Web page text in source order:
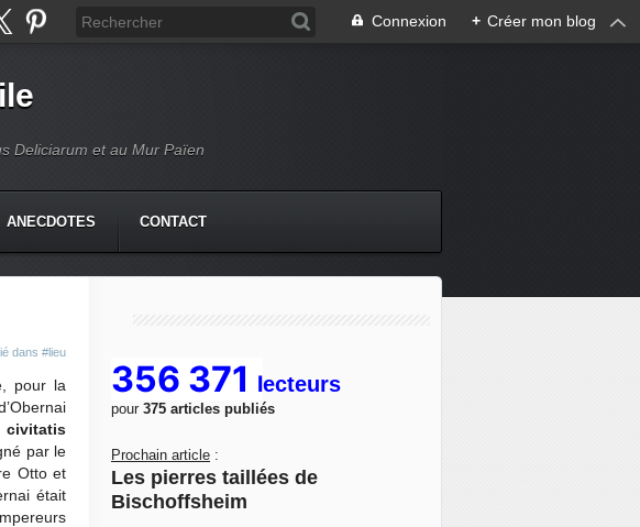
Connexion + Créer mon blog
Deliciarum et au Mur Païen
ANECDOTES CONTACT
dans #lieu
pour la
par le
Otto et
était
356 371 lecteurs
pour 375 articles publiés
Prochain article :
Les pierres taillées de
Bischoffsheim